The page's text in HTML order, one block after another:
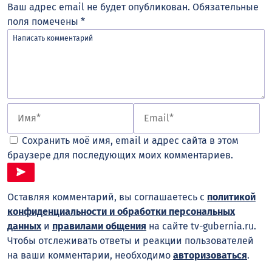
Ваш адрес email не будет опубликован. Обязательные
поля помечены *
Сохранить моё имя, email и адрес сайта в этом
браузере для последующих моих комментариев.
Оставляя комментарий, вы соглашаетесь с политикой
конфиденциальности и обработки персональных
данных и правилами общения на сайте tv-gubernia.ru.
Чтобы отслеживать ответы и реакции пользователей
на ваши комментарии, необходимо авторизоваться.